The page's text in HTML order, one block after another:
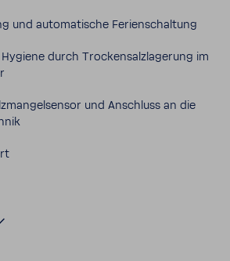
und auto­ma­ti­sche Feri­en­schal­tung
durch Trocken­salz­la­ge­rung im
und Anschluss an die